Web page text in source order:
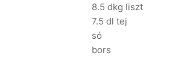
8.5 dkg liszt
7.5 dl tej
só
bors